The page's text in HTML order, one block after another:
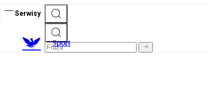
Serwisy
Sport